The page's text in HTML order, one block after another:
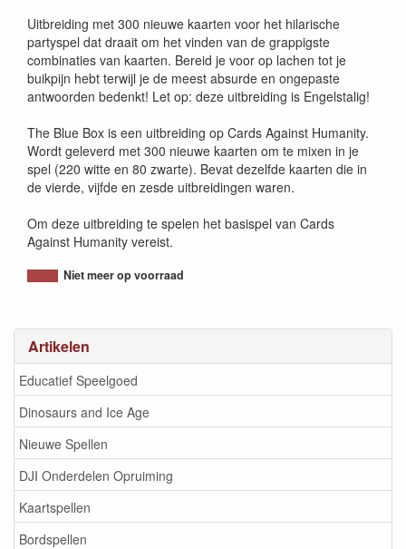
Artikelen
Educatief Speelgoed
Dinosaurs and Ice Age
Nieuwe Spellen
DJI Onderdelen Opruiming
Kaartspellen
Bordspellen
Uitbreiding met 300 nieuwe kaarten voor het hilarische
partyspel dat draait om het vinden van de grappigste
combinaties van kaarten. Bereid je voor op lachen tot je
buikpijn hebt terwijl je de meest absurde en ongepaste
antwoorden bedenkt! Let op: deze uitbreiding is Engelstalig!
The Blue Box is een uitbreiding op Cards Against Humanity.
Wordt geleverd met 300 nieuwe kaarten om te mixen in je
spel (220 witte en 80 zwarte). Bevat dezelfde kaarten die in
de vierde, vijfde en zesde uitbreidingen waren.
Om deze uitbreiding te spelen het basispel van Cards
Against Humanity vereist.
Niet meer op voorraad